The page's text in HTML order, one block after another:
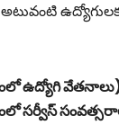
ఉద్యోగి వేతనాలు)
సర్వీస్